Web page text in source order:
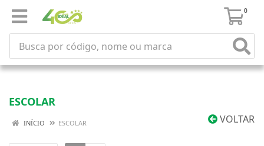
0
ESCOLAR
VOLTAR
INÍCIO ESCOLAR